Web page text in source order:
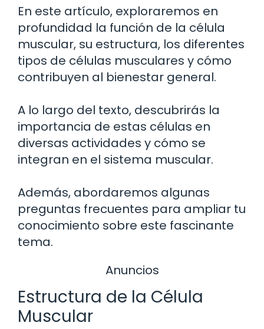
En este artículo, exploraremos en
profundidad la función de la célula
muscular, su estructura, los diferentes
tipos de células musculares y cómo
contribuyen al bienestar general.
A lo largo del texto, descubrirás la
importancia de estas células en
diversas actividades y cómo se
integran en el sistema muscular.
Además, abordaremos algunas
preguntas frecuentes para ampliar tu
conocimiento sobre este fascinante
tema.
Anuncios
Estructura de la Célula
Muscular